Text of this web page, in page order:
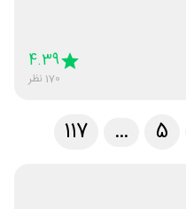
4.39
170 نظر
5
…
117